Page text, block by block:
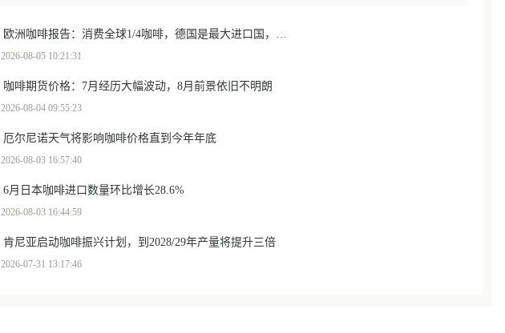
2026-08-05 10:21:31
咖啡期货价格：7月经历大幅波动，8月前景依旧不明朗
2026-08-04 09:55:23
厄尔尼诺天气将影响咖啡价格直到今年年底
2026-08-03 16:57:40
6月日本咖啡进口数量环比增长28.6%
2026-08-03 16:44:59
肯尼亚启动咖啡振兴计划，到2028/29年产量将提升三倍
2026-07-31 13:17:46